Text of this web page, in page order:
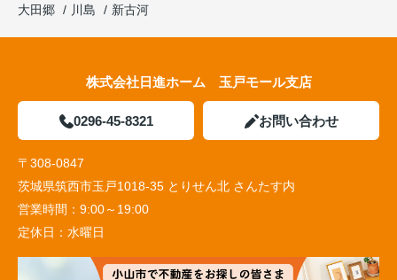
大田郷
川島 新古河
株式会社日進ホーム 玉戸モール支店
0296-45-8321 お問い合わせ
〒308-0847
茨城県筑西市玉戸1018-35 とりせん北 さんたす内
営業時間： 9:00～19:00
定休日： 水曜日